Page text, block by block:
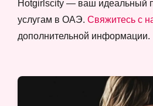
Hotgirlscity — ваш идеальный
услугам в ОАЭ. Свяжитесь с
дополнительной информации.